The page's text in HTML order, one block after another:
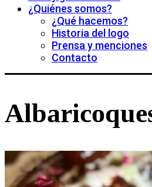
¿Quiénes somos?
¿Qué hacemos?
Historia del logo
Prensa y menciones
Contacto